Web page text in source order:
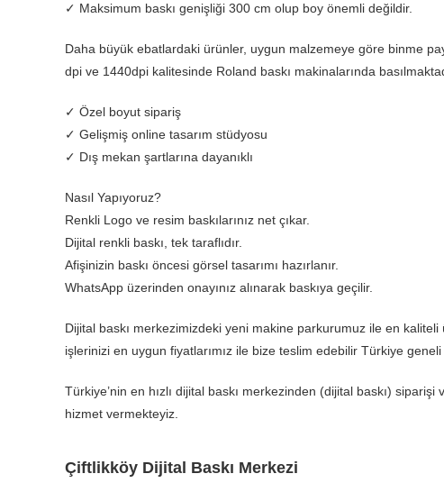
✓ Maksimum baskı genişliği 300 cm olup boy önemli değildir.
Daha büyük ebatlardaki ürünler, uygun malzemeye göre binme
dpi ve 1440dpi kalitesinde Roland baskı makinalarında
✓ Özel boyut sipariş
✓ Gelişmiş online tasarım stüdyosu
✓ Dış mekan şartlarına dayanıklı
Nasıl Yapıyoruz?
Renkli Logo ve resim baskılarınız net çıkar.
Dijital renkli baskı, tek taraflıdır.
Afişinizin baskı öncesi görsel tasarımı hazırlanır.
WhatsApp üzerinden onayınız alınarak baskıya geçilir.
Dijital baskı merkezimizdeki yeni makine parkurumuz ile en
işlerinizi en uygun fiyatlarımız ile bize teslim edebilir Türkiye
Türkiye’nin en hızlı dijital baskı merkezinden (dijital baskı)
hizmet vermekteyiz.
Çiftlikköy Dijital Baskı Merkezi